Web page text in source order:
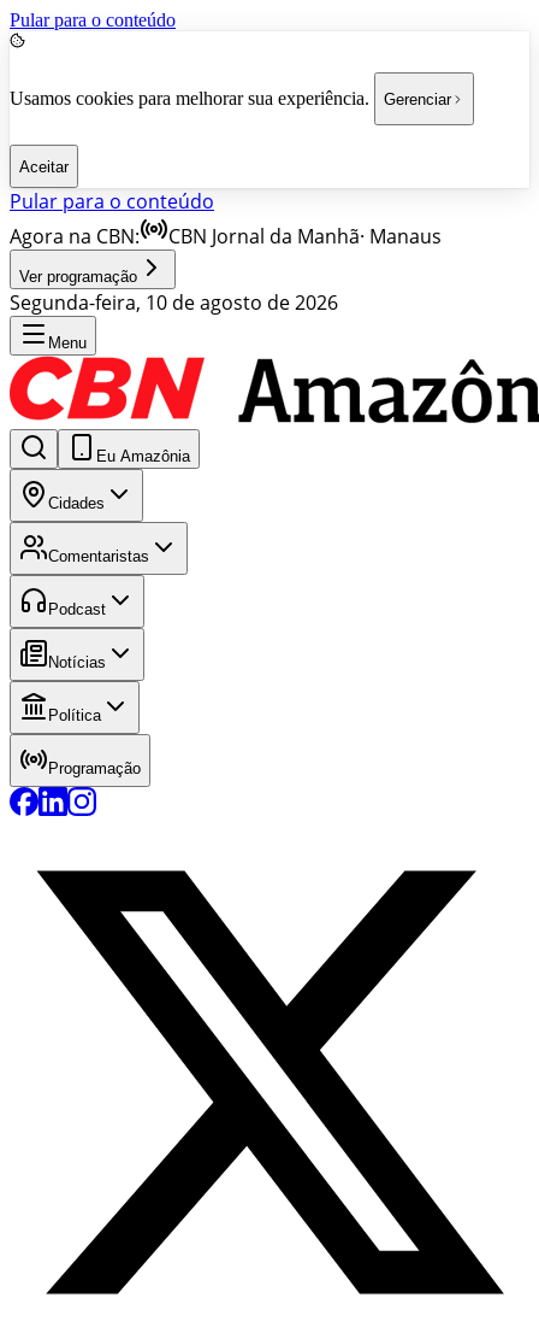
Pular para o conteúdo
Usamos cookies para melhorar sua experiência. Gerenciar
Aceitar
Pular para o conteúdo
Agora na CBN:
CBN Jornal da Manhã· Manaus
Ver programação
Segunda-feira, 10 de agosto de 2026
Menu
Eu Amazônia
Cidades
Comentaristas
Podcast
Notícias
Política
Programação